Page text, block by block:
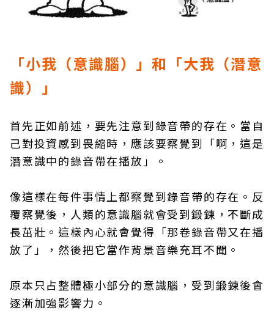
「小我（意識腦）」和「大我（潛意
識）」
首先正如前述，要先注意到錄音帶的存在。當自
己對投資感到畏縮時，應該要察覺到「啊，這是
潛意識中的錄音帶在播放」。
像這樣在每件事情上都察覺到錄音帶的存在。反
覆察覺後，人類的意識腦就會受到鍛鍊，不斷成
長茁壯。這樣內心就會覺得「那卷錄音帶又在播
放了」，然後把它當作背景音樂充耳不聞。
原本只占整體極小部分的意識腦，受到鍛鍊後會
逐漸加強影響力。